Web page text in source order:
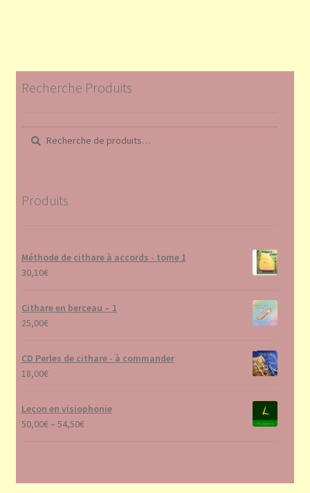
Recherche Produits
Recherche
pour :
Recherche
Produits
Méthode de cithare à accords - tome 1
30,10€
Cithare en berceau – 1
25,00€
CD Perles de cithare - à commander
18,00€
Leçon en visiophonie
50,00€– 54,50€